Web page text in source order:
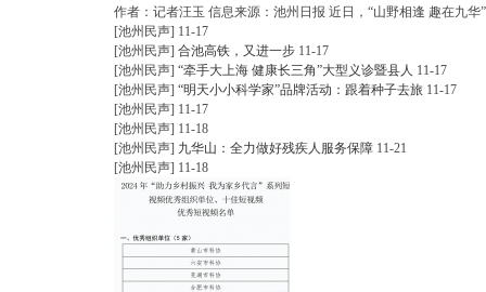
作者：记者汪玉 信息来源：池州日报 近日，“山野相逢 趣在九
[池州民声] 11-17
[池州民声] 合池高铁，又进一步 11-17
[池州民声] “牵手大上海 健康长三角”大型义诊暨县人 11-17
[池州民声] “明天小小科学家”品牌活动：跟着种子去旅 11-17
[池州民声] 11-17
[池州民声] 11-18
[池州民声] 九华山：全力做好残疾人服务保障 11-21
[池州民声] 11-18